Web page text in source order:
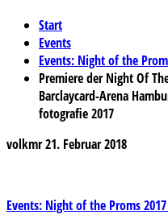
Start
Events
Events: Night of the
Premiere der Night Of
Barclaycard-Arena
fotografie 2017
volkmr21. Februar 2018
Beitragsnavigation
Events: Night of the Proms